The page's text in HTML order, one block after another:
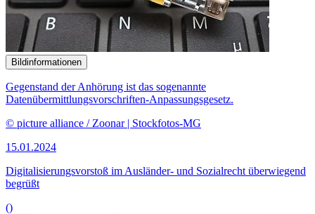
Bildinformationen
Gegenstand der Anhörung ist das sogenannte
Datenübermittlungsvorschriften-Anpassungsgesetz.
© picture alliance / Zoonar | Stockfotos-MG
15.01.2024
Digitalisierungsvorstoß im Ausländer- und Sozialrecht überwiegend
begrüßt
()